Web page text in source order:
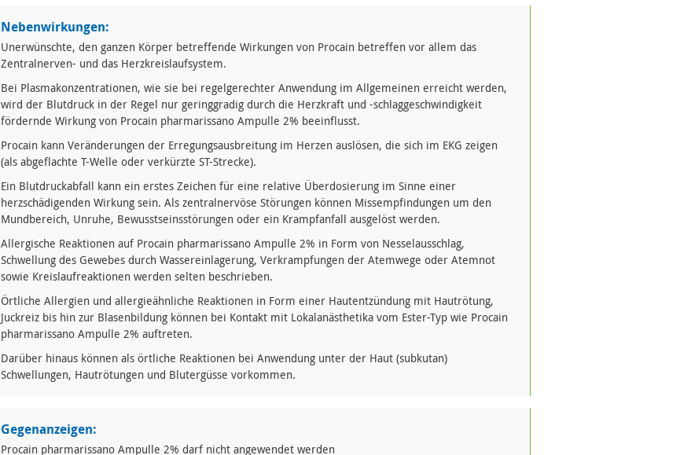
Nebenwirkungen:
Unerwünschte, den ganzen Körper betreffende Wirkungen von Procain betreffen vor allem das
Zentralnerven- und das Herzkreislaufsystem.
Bei Plasmakonzentrationen, wie sie bei regelgerechter Anwendung im Allgemeinen erreicht werden,
wird der Blutdruck in der Regel nur geringgradig durch die Herzkraft und -schlaggeschwindigkeit
fördernde Wirkung von Procain pharmarissano Ampulle 2% beeinflusst.
Procain kann Veränderungen der Erregungsausbreitung im Herzen auslösen, die sich im EKG zeigen
(als abgeflachte T-Welle oder verkürzte ST-Strecke).
Ein Blutdruckabfall kann ein erstes Zeichen für eine relative Überdosierung im Sinne einer
herzschädigenden Wirkung sein. Als zentralnervöse Störungen können Missempfindungen um den
Mundbereich, Unruhe, Bewusstseinsstörungen oder ein Krampfanfall ausgelöst werden.
Allergische Reaktionen auf Procain pharmarissano Ampulle 2% in Form von Nesselausschlag,
Schwellung des Gewebes durch Wassereinlagerung, Verkrampfungen der Atemwege oder Atemnot
sowie Kreislaufreaktionen werden selten beschrieben.
Örtliche Allergien und allergieähnliche Reaktionen in Form einer Hautentzündung mit Hautrötung,
Juckreiz bis hin zur Blasenbildung können bei Kontakt mit Lokalanästhetika vom Ester-Typ wie Procain
pharmarissano Ampulle 2% auftreten.
Darüber hinaus können als örtliche Reaktionen bei Anwendung unter der Haut (subkutan)
Schwellungen, Hautrötungen und Blutergüsse vorkommen.
Gegenanzeigen:
Procain pharmarissano Ampulle 2% darf nicht angewendet werden